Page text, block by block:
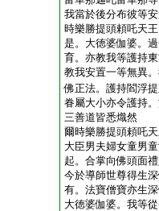
我當於後分布彼等
時樂勝提頭頼吒天
是。大徳婆伽婆。
育。亦教我等護持
教我安置一等無異
佛正法。護持閻浮
眷屬大小亦令護持
三善道皆悉熾然
爾時樂勝提頭頼吒
大臣男夫婦女童男
起。合掌向佛頭面
今於導師世尊得生
有。法寶僧寶亦生
大徳婆伽婆。我等